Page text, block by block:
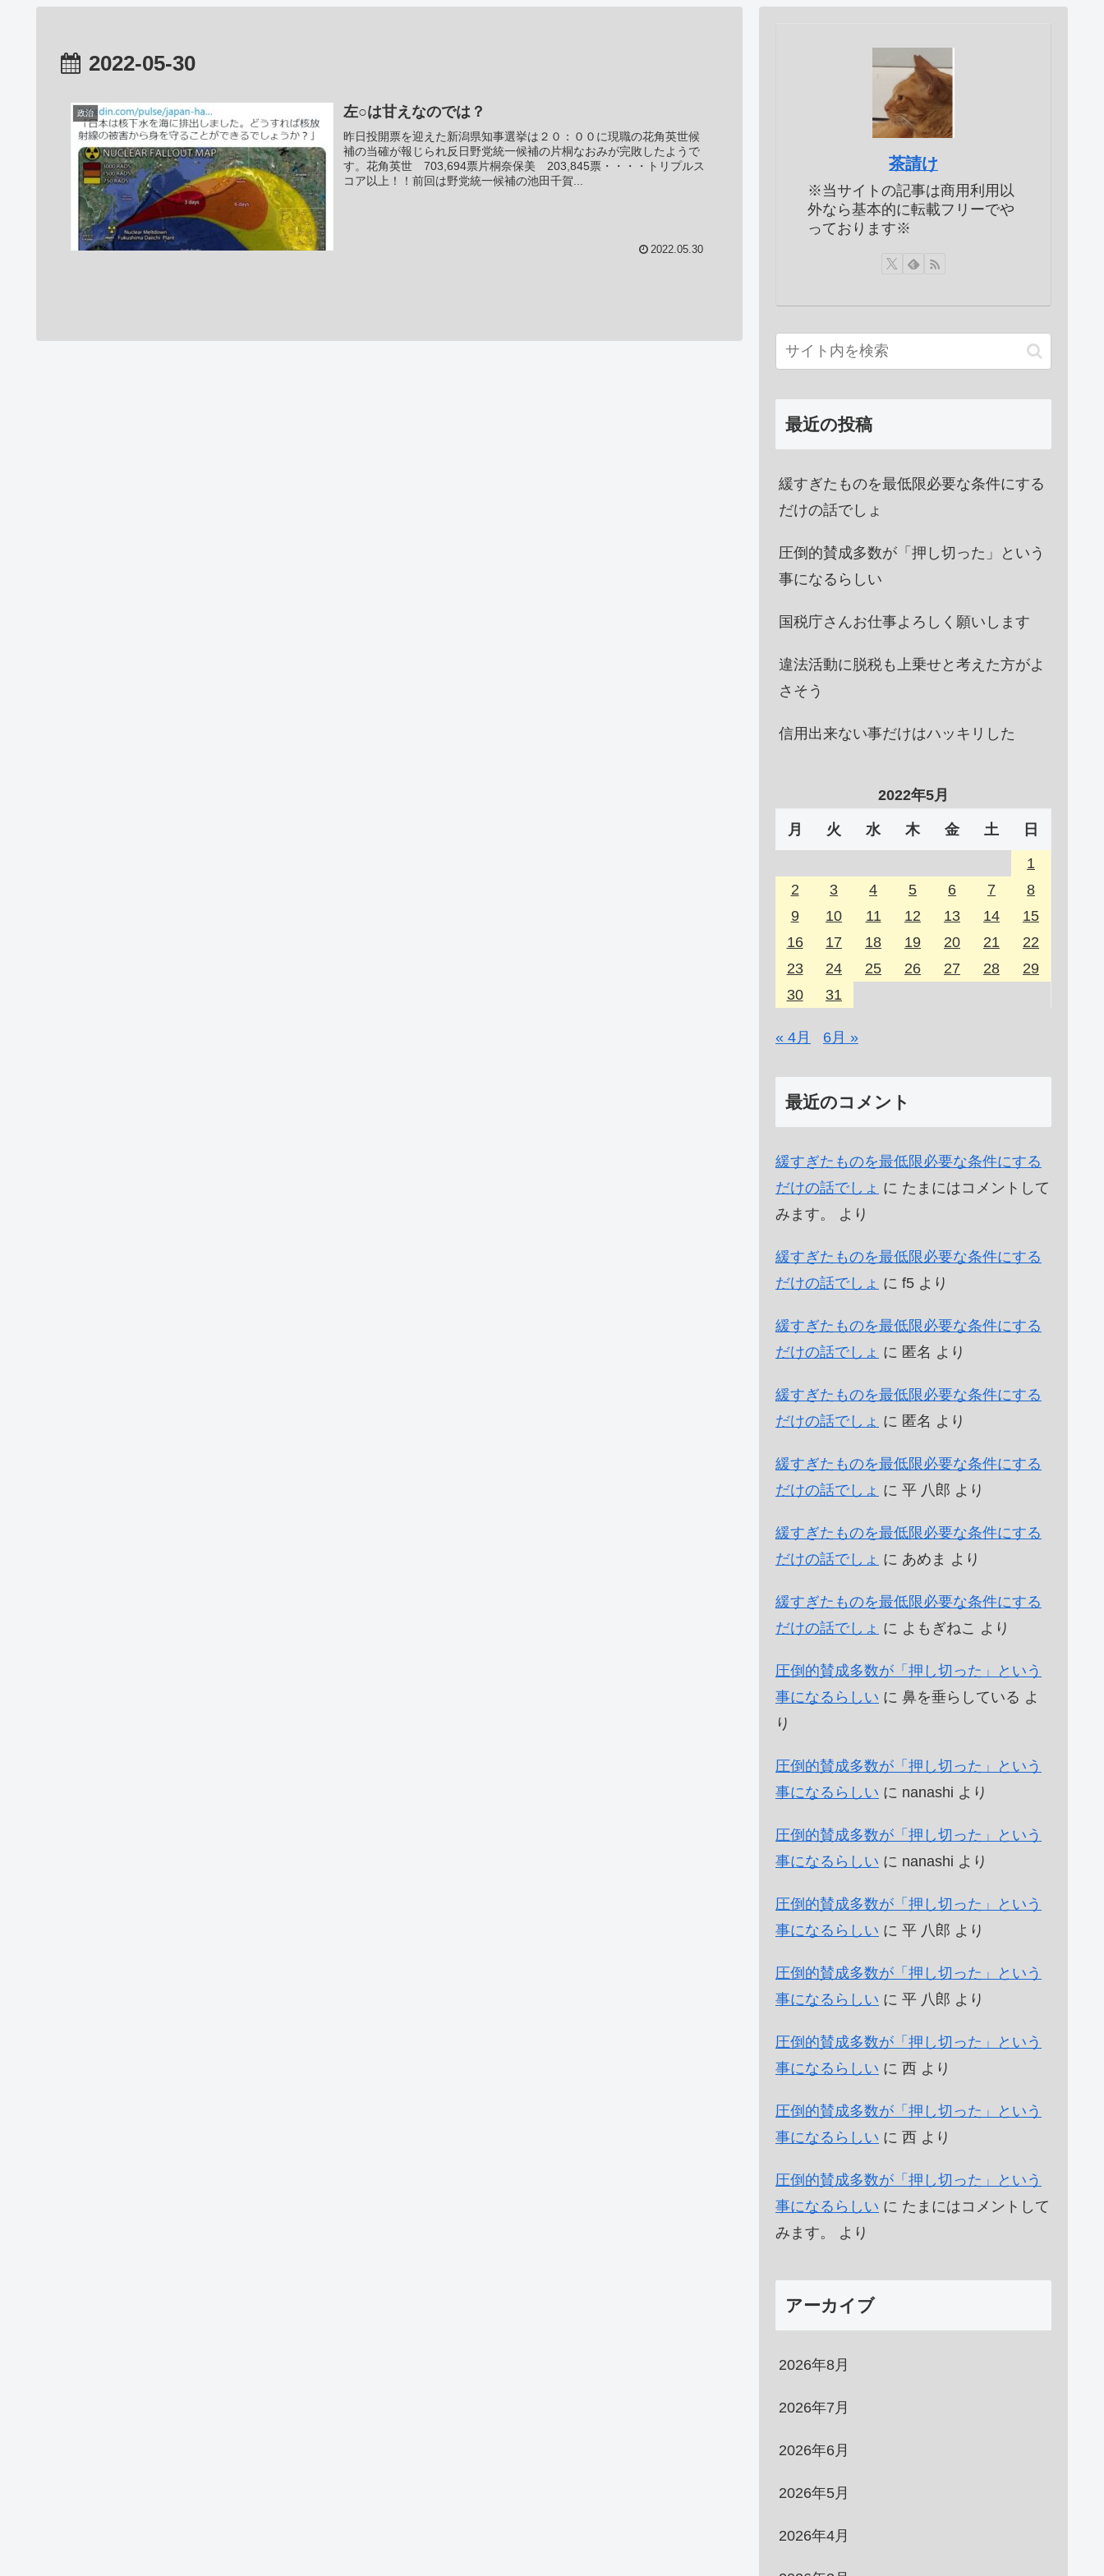
2022-05-30
政治 左○は甘えなのでは？
昨日投開票を迎えた新潟県知事選挙は２０：００に現職の花角英世候
補の当確が報じられ反日野党統一候補の片桐なおみが完敗したようで
す。花角英世 703,694票片桐奈保美 203,845票・・・・トリプルス
コア以上！！前回は野党統一候補の池田千賀...
2022.05.30
茶請け
※当サイトの記事は商用利用以
外なら基本的に転載フリーでや
っております※
最近の投稿
緩すぎたものを最低限必要な条件にする
だけの話でしょ
圧倒的賛成多数が「押し切った」という
事になるらしい
国税庁さんお仕事よろしく願いします
違法活動に脱税も上乗せと考えた方がよ
さそう
信用出来ない事だけはハッキリした
2022年5月
月 火 水 木 金 土 日
1
2
3 4 5 6 7
8
9
10 11 12 13 14
15
16
17 18 19 20 21
22
23
24 25 26 27 28
29
30
31
« 4月 6月 »
最近のコメント
緩すぎたものを最低限必要な条件にする
だけの話でしょ に たまにはコメントして
みます。
より
緩すぎたものを最低限必要な条件にする
だけの話でしょ に f5 より
緩すぎたものを最低限必要な条件にする
だけの話でしょ に 匿名 より
緩すぎたものを最低限必要な条件にする
だけの話でしょ に 匿名 より
緩すぎたものを最低限必要な条件にする
だけの話でしょ に 平 八郎 より
緩すぎたものを最低限必要な条件にする
だけの話でしょ に あめま より
緩すぎたものを最低限必要な条件にする
だけの話でしょ に よもぎねこ より
圧倒的賛成多数が「押し切った」という
事になるらしい に 鼻を垂らしている よ
り
圧倒的賛成多数が「押し切った」という
事になるらしい に nanashi より
圧倒的賛成多数が「押し切った」という
事になるらしい に nanashi より
圧倒的賛成多数が「押し切った」という
事になるらしい に 平 八郎 より
圧倒的賛成多数が「押し切った」という
事になるらしい に 平 八郎 より
圧倒的賛成多数が「押し切った」という
事になるらしい に 西 より
圧倒的賛成多数が「押し切った」という
事になるらしい に 西 より
圧倒的賛成多数が「押し切った」という
事になるらしい に たまにはコメントして
みます。
より
アーカイブ
2026年8月
2026年7月
2026年6月
2026年5月
2026年4月